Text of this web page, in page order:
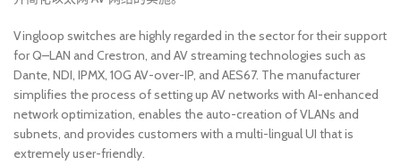
Vingloop switches are highly regarded in the sector for their support
for Q–LAN and Crestron, and AV streaming technologies such as
Dante, NDI, IPMX, 10G AV-over-IP, and AES67. The manufacturer
simplifies the process of setting up AV networks with AI-enhanced
network optimization, enables the auto-creation of VLANs and
subnets, and provides customers with a multi-lingual UI that is
extremely user-friendly.